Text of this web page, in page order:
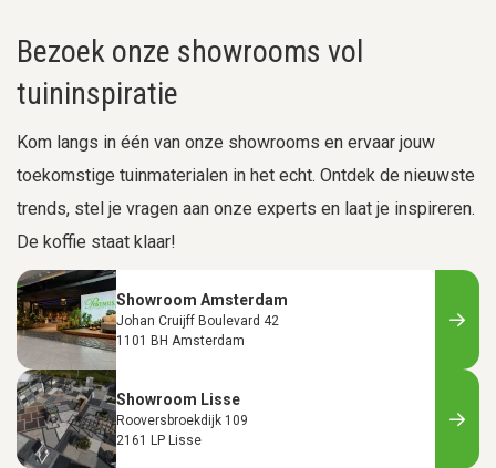
Bezoek onze showrooms vol
tuininspiratie
Kom langs in één van onze showrooms en ervaar jouw
toekomstige tuinmaterialen in het echt. Ontdek de nieuwste
trends, stel je vragen aan onze experts en laat je inspireren.
De koffie staat klaar!
Showroom Amsterdam
Johan Cruijff Boulevard 42
1101 BH Amsterdam
Showroom Lisse
Rooversbroekdijk 109
2161 LP Lisse